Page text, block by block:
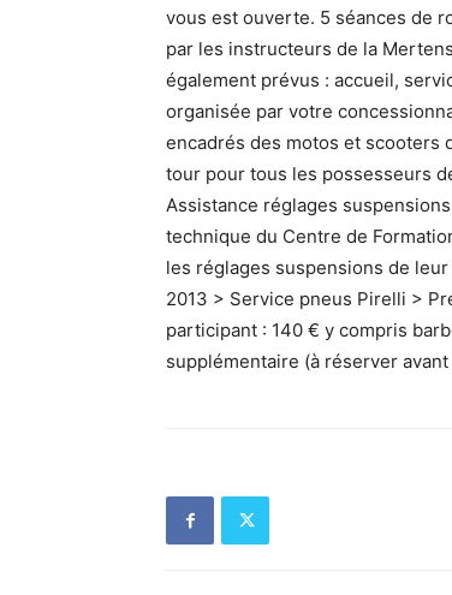
vous est ouverte. 5 séances de
par les instructeurs de la
également prévus : accueil,
organisée par votre
encadrés des motos et scooters
tour pour tous les possesseurs
Assistance réglages
technique du Centre de
les réglages suspensions de
2013 > Service pneus Pirelli >
participant : 140 € y compris
supplémentaire (à réserver avant